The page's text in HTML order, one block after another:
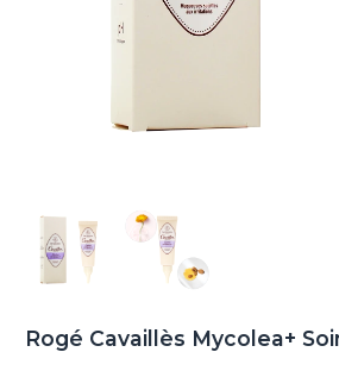
Rogé Cavaillès Mycolea+